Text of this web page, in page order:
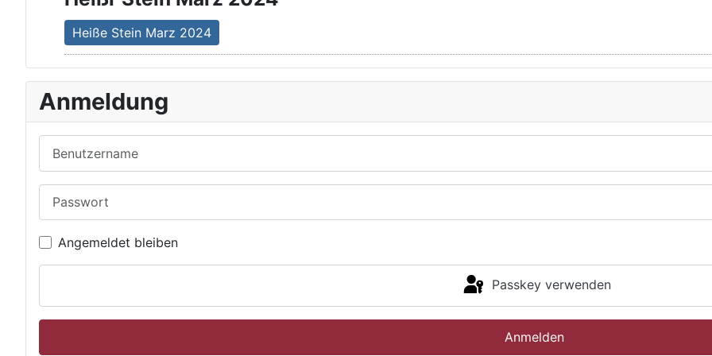
Heiße Stein Marz 2024
Anmeldung
Angemeldet bleiben
Passkey verwenden
Anmelden